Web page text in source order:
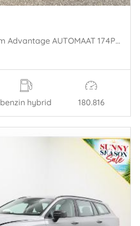
2.0 V60 Momentum Advantage AUTOMAAT 174PK
benzin hybrid 180.816